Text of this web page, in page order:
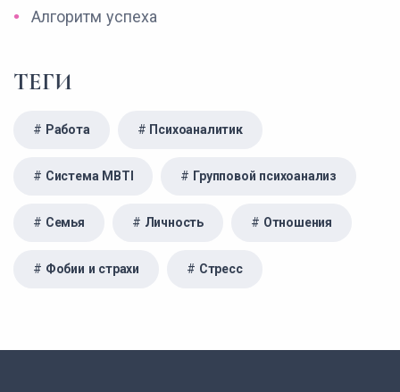
Алгоритм успеха
ТЕГИ
Работа Психоаналитик
Система MBTI Групповой психоанализ
Семья Личность Отношения
Фобии и страхи Стресс